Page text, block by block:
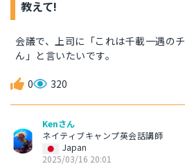
教えて!
会議で、上司に「これは千載一遇の
ん」と言いたいです。
0 320
Kenさん
ネイティブキャンプ英会話講師
Japan
2025/03/16 20:01